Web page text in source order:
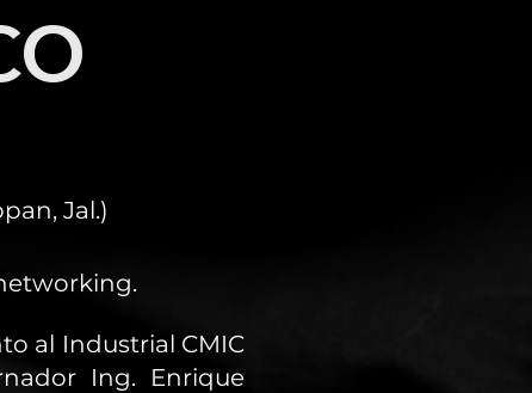
Jal.)
al Industrial CMIC
Ing. Enrique